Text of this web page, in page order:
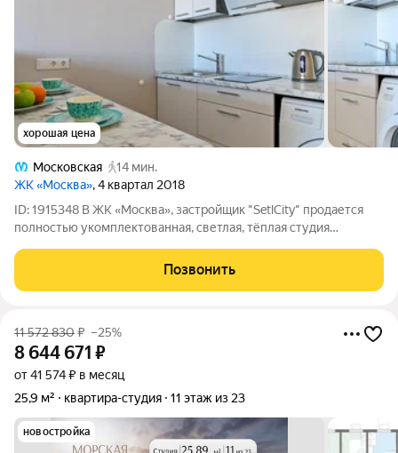
хорошая цена
Московская
14 мин.
ЖК «Москва», 4 квартал 2018
ID: 1915348 В ЖК «Москва», застройщик "SetlCity" продается
полностью укомплектованная, светлая, тёплая студия
кaчeственный рeмонт, с иcпoльзoвaнием высококачественных
материалов. Управляющая
Позвонить
11 572 830₽ –25%
8 644 671 ₽
от 41 574 ₽ в месяц
25,9 м²
квартира-студия 11 этаж из 23
новостройка